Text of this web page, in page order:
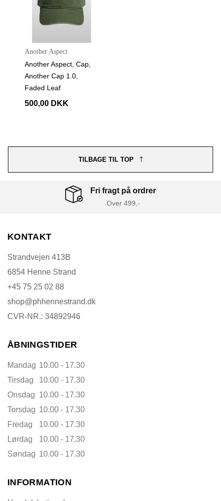
Another Aspect
Another Aspect, Cap,
Another Cap 1.0,
Faded Leaf
500,00 DKK
TILBAGE TIL TOP
Fri fragt på ordrer
Over 499,-
KONTAKT
Strandvejen 413B
6854 Henne Strand
+45 75 25 02 88
shop@phhennestrand.dk
CVR-NR.: 34892946
ÅBNINGSTIDER
Mandag 10.00 - 17.30
Tirsdag
10.00 - 17.30
Onsdag 10.00 - 17.30
Torsdag 10.00 - 17.30
Fredag
10.00 - 17.30
Lørdag
10.00 - 17.30
Søndag 10.00 - 17.30
INFORMATION